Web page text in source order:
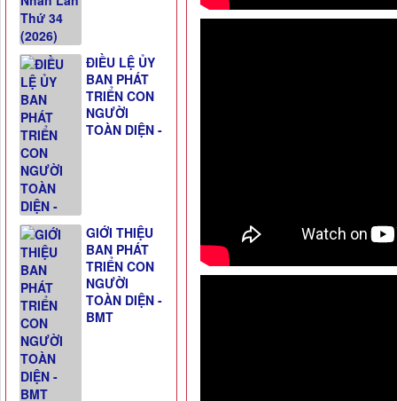
ĐIỀU LỆ ỦY
BAN PHÁT
TRIỂN CON
NGƯỜI
TOÀN DIỆN -
GIỚI THIỆU
BAN PHÁT
TRIỂN CON
NGƯỜI
TOÀN DIỆN -
BMT